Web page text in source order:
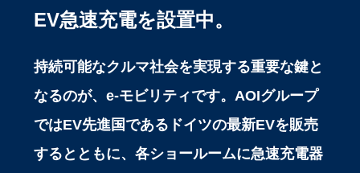
EV急速充電を設置中。
持続可能なクルマ社会を実現する重要な鍵と
なるのが、e-モビリティです。AOIグループ
ではEV先進国であるドイツの最新EVを販売
するとともに、各ショールームに急速充電器